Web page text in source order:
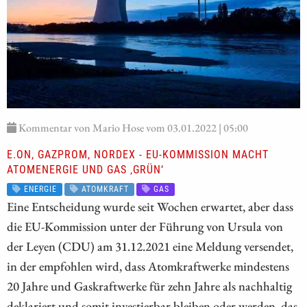
Kommentar von Mario Hose vom 03.01.2022 | 05:00
E.ON, GAZPROM, NORDEX - EU-KOMMISSION MACHT
ATOMENERGIE UND GAS ‚GRÜN‘
ENERGIE ATOMKRAFT GAS
Eine Entscheidung wurde seit Wochen erwartet, aber dass
die EU-Kommission unter der Führung von Ursula von
der Leyen (CDU) am 31.12.2021 eine Meldung versendet,
in der empfohlen wird, dass Atomkraftwerke mindestens
20 Jahre und Gaskraftwerke für zehn Jahre als nachhaltig